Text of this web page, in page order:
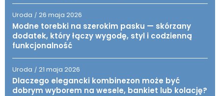
Uroda / 26 maja 2026
Modne torebki na szerokim pasku — skórzany
dodatek, który łączy wygodę, styl i codzienną
funkcjonalność
Uroda / 21 maja 2026
Dlaczego elegancki kombinezon może być
dobrym wyborem na wesele, bankiet lub kolację?